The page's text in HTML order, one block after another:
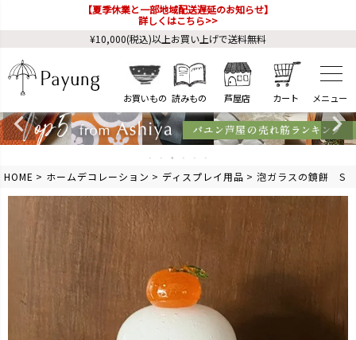
【夏季休業と一部地域配送遅延のお知らせ】
詳しくはこちら>>
¥10,000(税込)以上お買い上げで送料無料
お買いもの 読みもの 芦屋店 カート
HOME ホームデコレーション ディスプレイ用品 泡ガラスの鏡餅 S